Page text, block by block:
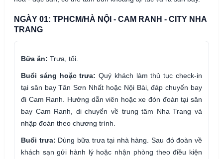
NGÀY 01: TPHCM/HÀ NỘI - CAM RANH - CITY NHA
TRANG
Bữa ăn: Trưa, tối.
Buổi sáng hoặc trưa: Quý khách làm thủ tục check-in
tại sân bay Tân Sơn Nhất hoặc Nội Bài, đáp chuyến bay
đi Cam Ranh. Hướng dẫn viên hoặc xe đón đoàn tại sân
bay Cam Ranh, di chuyển về trung tâm Nha Trang và
nhập đoàn theo chương trình.
Buổi trưa: Dùng bữa trưa tại nhà hàng. Sau đó đoàn về
khách sạn gửi hành lý hoặc nhận phòng theo điều kiện